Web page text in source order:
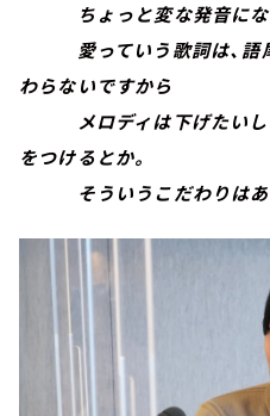
ちょっと変な発音になる
愛っていう歌詞は、語
わらないですから
メロディは下げたいし
をつけるとか。
そういうこだわりはあ